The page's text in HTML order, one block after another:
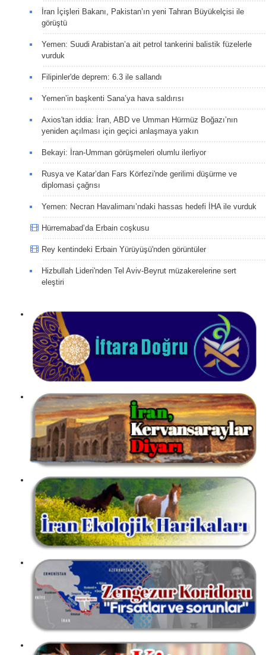
İran İçişleri Bakanı, Pakistan’ın yeni Tahran Büyükelçisi ile
görüştü
Yemen: Suudi Arabistan’a ait petrol tankerini balistik füzelerle
vurduk
Filipinler'de deprem: 6.3 ile sallandı
Yemen’in başkenti Sana’ya hava saldırısı
Axios'tan iddia: İran, ABD ve Umman Hürmüz Boğazı’nın
yeniden açılması için geçici anlaşmaya yakın
Bekayi: İran-Umman görüşmeleri olumlu ilerliyor
Rusya ve Katar’dan Fars Körfezi'nde gerilimi düşürme ve
diplomasi çağrısı
Yemen: Necran Havalimanı’ndaki hassas hedefi İHA ile vurduk
Hürremabad’da Erbain coşkusu
Rey kentindeki Erbain Yürüyüşü'nden görüntüler
Hizbullah Lideri'nden Tel Aviv-Beyrut müzakerelerine sert
eleştiri